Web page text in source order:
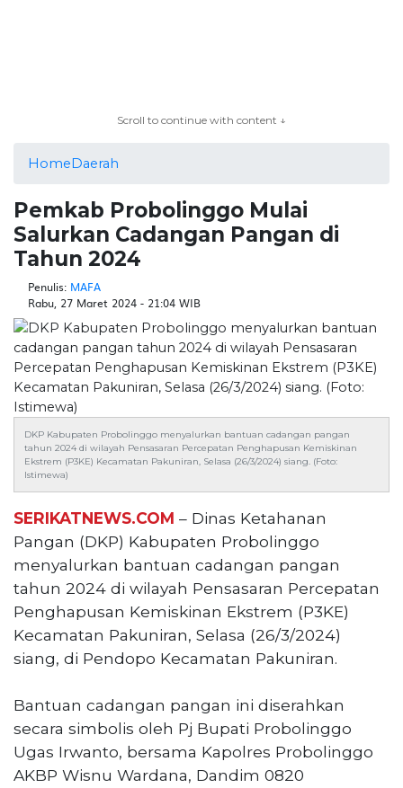
Scroll to continue with content ↓
HomeDaerah
Pemkab Probolinggo Mulai
Salurkan Cadangan Pangan di
Tahun 2024
Penulis: MAFA
Rabu, 27 Maret 2024 - 21:04 WIB
DKP Kabupaten Probolinggo menyalurkan bantuan cadangan pangan
tahun 2024 di wilayah Pensasaran Percepatan Penghapusan Kemiskinan
Ekstrem (P3KE) Kecamatan Pakuniran, Selasa (26/3/2024) siang. (Foto:
Istimewa)
SERIKATNEWS.COM – Dinas Ketahanan
Pangan (DKP) Kabupaten Probolinggo
menyalurkan bantuan cadangan pangan
tahun 2024 di wilayah Pensasaran Percepatan
Penghapusan Kemiskinan Ekstrem (P3KE)
Kecamatan Pakuniran, Selasa (26/3/2024)
siang, di Pendopo Kecamatan Pakuniran.
Bantuan cadangan pangan ini diserahkan
secara simbolis oleh Pj Bupati Probolinggo
Ugas Irwanto, bersama Kapolres Probolinggo
AKBP Wisnu Wardana, Dandim 0820